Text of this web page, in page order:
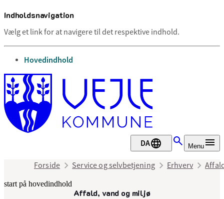
Indholdsnavigation
Vælg et link for at navigere til det respektive indhold.
gå til
Hovedindhold
DA Menu
Forside Service og selvbetjening Erhverv
start på hovedindhold
Affald, vand og miljøsenest opdateret 14. maj 2025